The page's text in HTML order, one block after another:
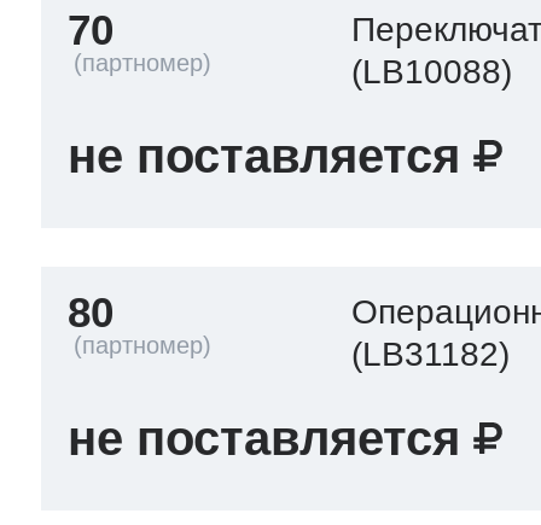
70
(LB10088)
не поставляется
80
(LB31182)
не поставляется